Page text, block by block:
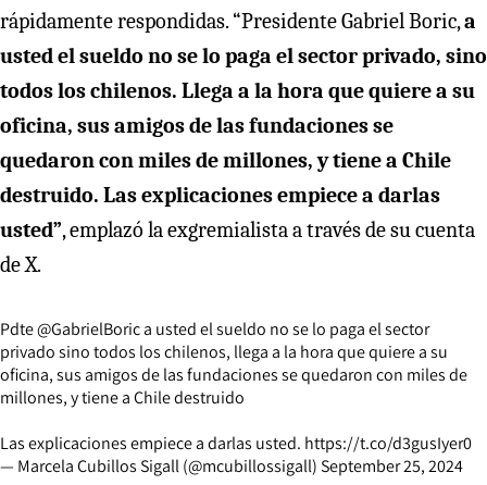
rápidamente respondidas. “Presidente Gabriel Boric,a
usted el sueldo no se lo paga el sector privado, sino
todos los chilenos. Llega a la hora que quiere a su
oficina, sus amigos de las fundaciones se
quedaron con miles de millones, y tiene a Chile
destruido. Las explicaciones empiece a darlas
usted”, emplazó la exgremialista a través de su cuenta
de X.
Pdte@GabrielBorica usted el sueldo no se lo paga el sector
privado sino todos los chilenos, llega a la hora que quiere a su
oficina, sus amigos de las fundaciones se quedaron con miles de
millones, y tiene a Chile destruido
Las explicaciones empiece a darlas usted. https://t.co/d3gusIyer0
— Marcela Cubillos Sigall (@mcubillossigall)September 25, 2024